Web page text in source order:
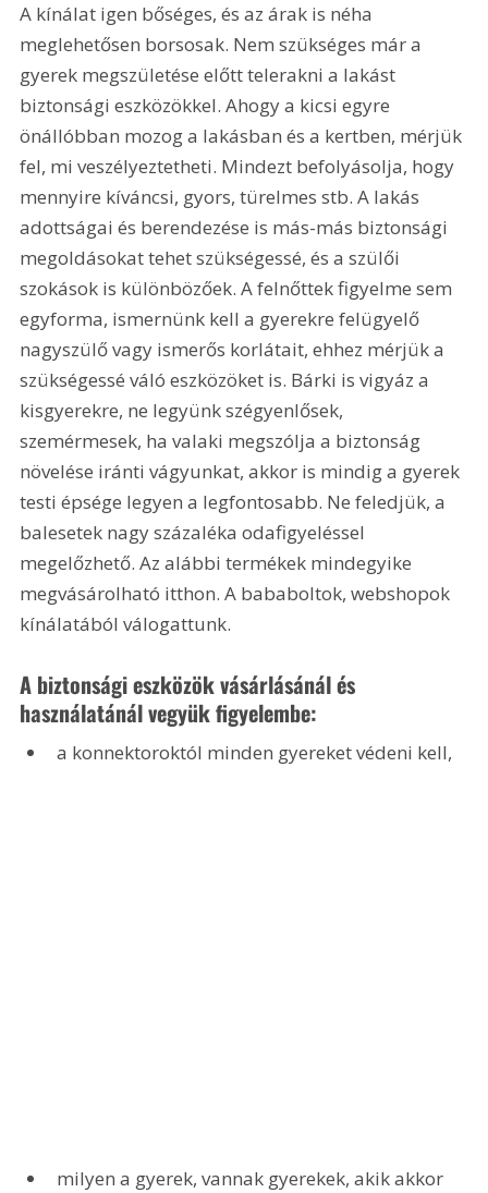
A kínálat igen bőséges, és az árak is néha
meglehetősen borsosak. Nem szükséges már a
gyerek megszületése előtt telerakni a lakást
biztonsági eszközökkel. Ahogy a kicsi egyre
önállóbban mozog a lakásban és a kertben, mérjük
fel, mi veszélyeztetheti. Mindezt befolyásolja, hogy
mennyire kíváncsi, gyors, türelmes stb. A lakás
adottságai és berendezése is más-más biztonsági
megoldásokat tehet szükségessé, és a szülői
szokások is különbözőek. A felnőttek figyelme sem
egyforma, ismernünk kell a gyerekre felügyelő
nagyszülő vagy ismerős korlátait, ehhez mérjük a
szükségessé váló eszközöket is. Bárki is vigyáz a
kisgyerekre, ne legyünk szégyenlősek,
szemérmesek, ha valaki megszólja a biztonság
növelése iránti vágyunkat, akkor is mindig a gyerek
testi épsége legyen a legfontosabb. Ne feledjük, a
balesetek nagy százaléka odafigyeléssel
megelőzhető. Az alábbi termékek mindegyike
megvásárolható itthon. A bababoltok, webshopok
kínálatából válogattunk.
A biztonsági eszközök vásárlásánál és
használatánál vegyük figyelembe:
a konnektoroktól minden gyereket védeni kell,
milyen a gyerek, vannak gyerekek, akik akkor